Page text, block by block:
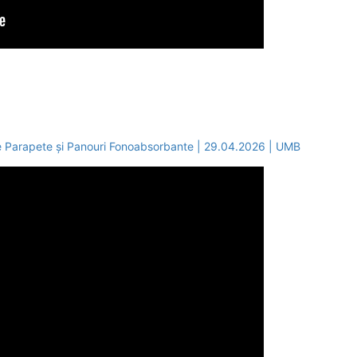
și Panouri Fonoabsorbante | 29.04.2026 | UMB